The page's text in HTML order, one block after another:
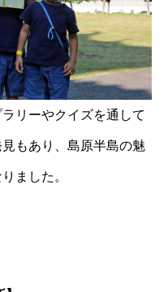
リーやクイズを通して
もあり、島原半島の魅
ました。